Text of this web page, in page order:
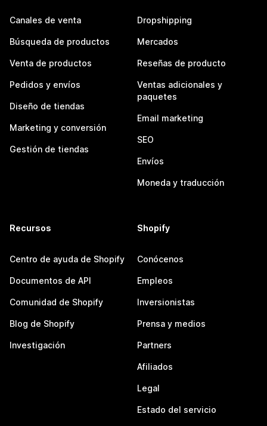
Canales de venta
Búsqueda de productos
Venta de productos
Pedidos y envíos
Diseño de tiendas
Marketing y conversión
Gestión de tiendas
Dropshipping
Mercados
Reseñas de producto
Ventas adicionales y
paquetes
Email marketing
SEO
Envíos
Moneda y traducción
Recursos
Centro de ayuda de Shopify
Documentos de API
Comunidad de Shopify
Blog de Shopify
Investigación
Shopify
Conócenos
Empleos
Inversionistas
Prensa y medios
Partners
Afiliados
Legal
Estado del servicio